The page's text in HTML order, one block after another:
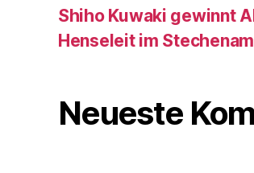
Shiho Kuwaki gewinnt
Henseleit im
Neueste